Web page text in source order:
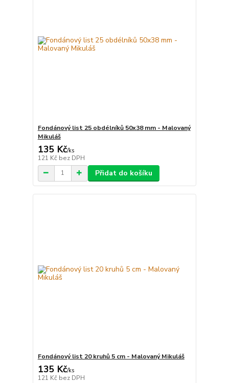
Fondánový list 25 obdélníků 50x38 mm - Malovaný
Mikuláš
135 Kč/ks
121 Kč bez DPH
Přidat do košíku
Fondánový list 20 kruhů 5 cm - Malovaný Mikuláš
135 Kč/ks
121 Kč bez DPH